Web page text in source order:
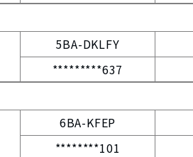
5BA-DKLFY
*********637
6BA-KFEP
********101